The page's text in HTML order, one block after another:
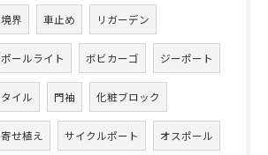
境界 車止め リガーデン
ポールライト ボビカーゴ ジーポート
タイル 門袖 化粧ブロック
寄せ植え サイクルポート オスポール